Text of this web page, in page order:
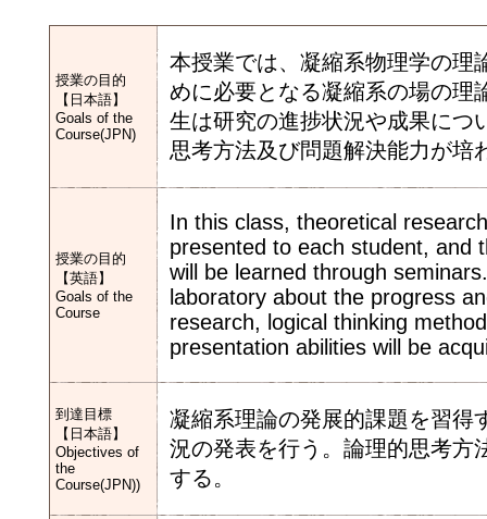
授業の目的
【日本語】
Goals of the
Course(JPN)
本授業では、凝縮系物理学の理
めに必要となる凝縮系の場の理
生は研究の進捗状況や成果につ
思考方法及び問題解決能力が培
授業の目的
【英語】
Goals of the
Course
In this class, theoretical
presented to each student, and
will be learned through
laboratory about the progress
research, logical thinking
presentation abilities will be
到達目標
【日本語】
Objectives of
the
Course(JPN))
凝縮系理論の発展的課題を習得
況の発表を行う。論理的思考方
する。